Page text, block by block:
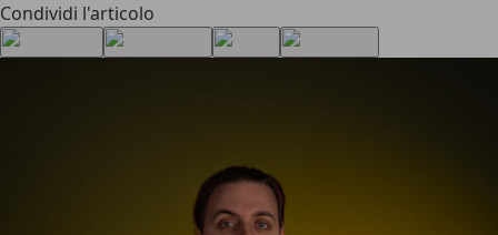
Condividi l'articolo